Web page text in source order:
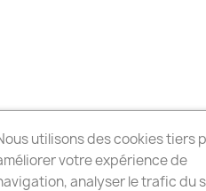
utilisons des cookies tiers
votre expérience de
analyser le trafic du